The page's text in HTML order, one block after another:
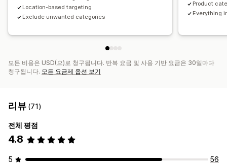
Location-based targeting
Exclude unwanted categories
Product
Everything
모든 비용은 USD(으)로 청구됩니다. 반복 요금 및 사용 기반 요금은 30일마다
청구됩니다. 모든 요금제 옵션 보기
리뷰 (71)
전체 평점
4.8
5
56